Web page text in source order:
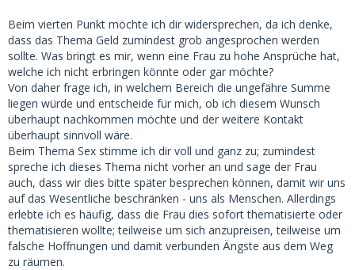
Beim vierten Punkt möchte ich dir widersprechen, da ich denke,
dass das Thema Geld zumindest grob angesprochen werden
sollte. Was bringt es mir, wenn eine Frau zu hohe Ansprüche hat,
welche ich nicht erbringen könnte oder gar möchte?
Von daher frage ich, in welchem Bereich die ungefähre Summe
liegen würde und entscheide für mich, ob ich diesem Wunsch
überhaupt nachkommen möchte und der weitere Kontakt
überhaupt sinnvoll wäre.
Beim Thema Sex stimme ich dir voll und ganz zu; zumindest
spreche ich dieses Thema nicht vorher an und sage der Frau
auch, dass wir dies bitte später besprechen können, damit wir uns
auf das Wesentliche beschränken - uns als Menschen. Allerdings
erlebte ich es häufig, dass die Frau dies sofort thematisierte oder
thematisieren wollte; teilweise um sich anzupreisen, teilweise um
falsche Hoffnungen und damit verbunden Ängste aus dem Weg
zu räumen.